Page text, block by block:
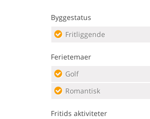
Byggestatus
Fritliggende
Ferietemaer
Golf
Romantisk
Fritids aktiviteter